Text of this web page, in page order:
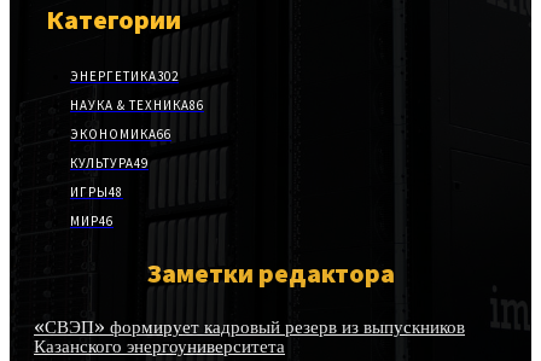
Категории
ЭНЕРГЕТИКА302
НАУКА & ТЕХНИКА86
ЭКОНОМИКА66
КУЛЬТУРА49
ИГРЫ48
МИР46
Заметки редактора
«СВЭП» формирует кадровый резерв из выпускников
Казанского энергоуниверситета